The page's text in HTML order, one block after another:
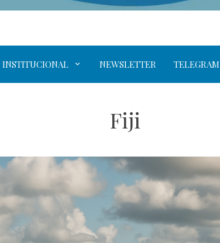
INSTITUCIONAL NEWSLETTER
Fiji